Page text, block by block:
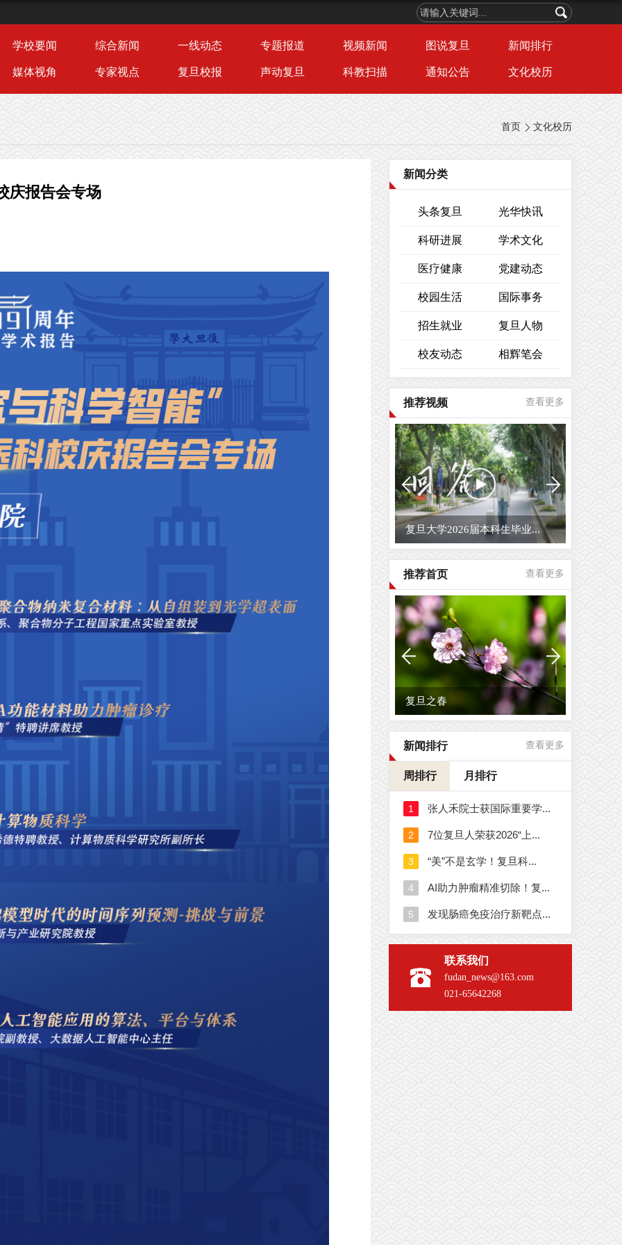
学校要闻 综合新闻 一线动态 专题报道 视频新闻 图说复旦 新闻排行
媒体视角 专家视点 复旦校报 声动复旦 科教扫描 通知公告 文化校历
首页 文化校历
庆报告会专场
新闻分类
头条复旦 光华快讯
科研进展 学术文化
医疗健康 党建动态
校园生活 国际事务
招生就业 复旦人物
校友动态 相辉笔会
推荐视频 查看更多
复旦大学2026届毕业生原创...
推荐首页 查看更多
这一刻，笔尖有光！复旦等...
新闻排行 查看更多
周排行 月排行
联系我们
fudan_news@163.com
021-65642268